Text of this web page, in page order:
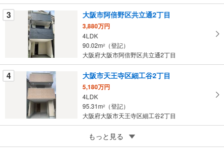
に
保
3 大阪市阿倍野区共立通2丁目
3,880万円
4LDK
90.02m2
（登記）
大阪府大阪市阿倍野区共立通2丁目
4 大阪市天王寺区細工谷2丁目
5,180万円
4LDK
95.31m2
（登記）
大阪府大阪市天王寺区細工谷2丁目
成約でもらえる
大阪市淀川区野中南1丁目
もっと見る